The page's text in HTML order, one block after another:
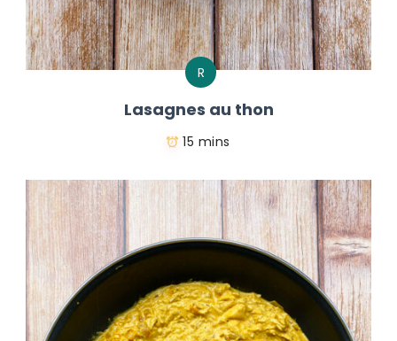
R
Lasagnes au thon
15 mins